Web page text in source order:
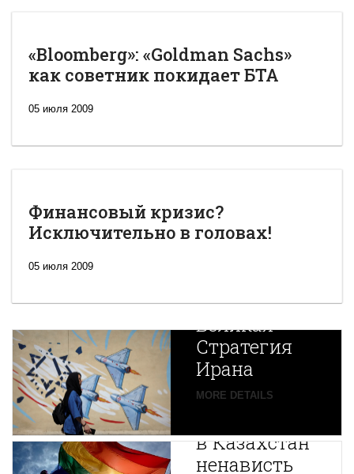
«Bloomberg»: «Goldman Sachs»
как советник покидает БТА
05 июля 2009
Финансовый кризис?
Исключительно в головах!
05 июля 2009
Новая
Великая
Стратегия
Ирана
MORE DETAILS
Путин
в Казахстан
ненависть
Центральной